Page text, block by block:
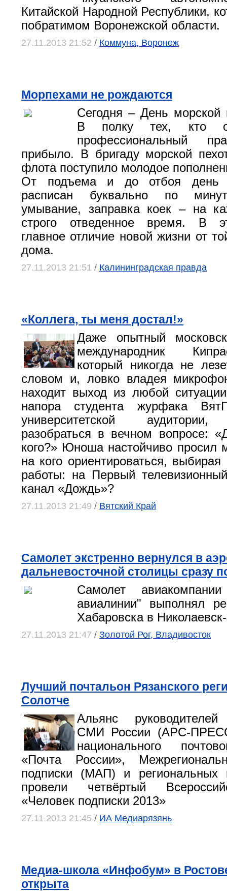
Китайской Народной Республики,
побратимом Воронежской области.
27.11.2013 21:52 / Коммуна, Воронеж
Морпехами не рождаются
Сегодня – День морской
В полку тех, кто
профессиональный
прибыло. В бригаду морской
флота поступило молодое
От подъема и до отбоя день
расписан буквально по
умывание, заправка коек – на
строго отведенное время. В
главное отличие новой жизни от
дома.
27.11.2013 21:51 / Калининградская правда
«Коллега, ты меня достал!»
Даже опытный
международник
который никогда не
словом и, ловко владея
находит выход из любой
напора студента журфака
университетской аудитории,
разобраться в вечном вопросе:
кого?» Юноша настойчиво просил
на ко­го ориентироваться,
работы: на Первый
канал «Дождь»?
27.11.2013 21:49 / Вятский Край
Самолет экстренно вернулся в
дальневосточной столицы сразу
Самолет
авиалинии" выполнял
Хабаровска в
27.11.2013 21:47 / Золотой Рог, Владивосток
Лучший почтальон Рязанского
Солотче
Альянс руководителей
СМИ России (АРС-
национального
«Почта России»,
подписки (МАП) и
провели четвёртый
«Человек подписки 2013»
27.11.2013 21:45 / ИА Медиарязянь
Медиа-школа «Инфобум» в
открыта